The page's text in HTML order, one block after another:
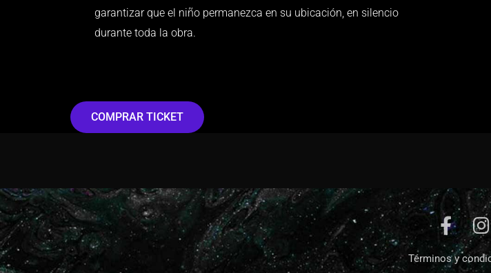
garantizar que el niño permanezca en su ubicación, en silencio
durante toda la obra.
COMPRAR TICKET
Términos y